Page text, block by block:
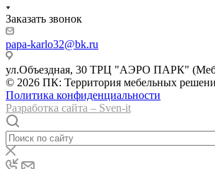
Заказать звонок
papa-karlo32@bk.ru
ул.Объездная, 30 ТРЦ "АЭРО ПАРК"
© 2026 ПК: Территория мебельных
Политика конфиденциальности
Разработка сайта – Sven-it